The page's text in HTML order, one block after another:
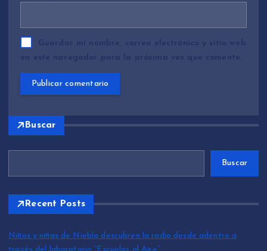
Guardar mi nombre, correo electrónico y sitio web
en este navegador para la próxima vez que comente.
Buscar
Buscar
Recent Posts
Niños y niñas de Niebla descubren la radio desde adentro a
través del laboratorio “Escuelas al Aire”